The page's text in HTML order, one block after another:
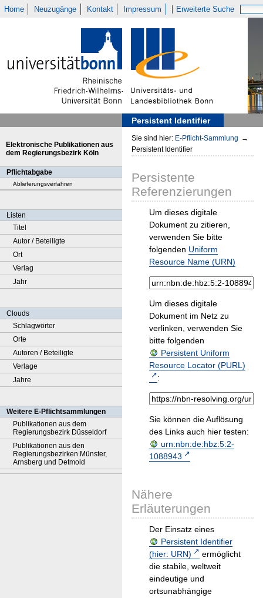
Home Neuzugänge Kontakt Impressum Erweiterte Suche
Persistent Identifier
Elektronische Publikationen aus
dem Regierungsbezirk Köln
Pflichtabgabe
Ablieferungsverfahren
Listen
Titel
Autor / Beteiligte
Ort
Verlag
Jahr
Clouds
Schlagwörter
Orte
Autoren / Beteiligte
Verlage
Jahre
Weitere E-Pflichtsammlungen
Publikationen aus dem
Regierungsbezirk Düsseldorf
Publikationen aus den
Regierungsbezirken Münster,
Arnsberg und Detmold
Sie sind hier: E-Pflicht-Sammlung →
Persistent Identifier
Persistente
Referenzierungen
Um dieses digitale
Dokument zu zitieren,
verwenden Sie bitte
folgenden Uniform
Resource Name (URN)
Um dieses digitale
Dokument im Netz zu
verlinken, verwenden Sie
bitte folgenden
Persistent Uniform
Resource Locator (PURL)
:
Sie können die Auflösung
des Links auch hier testen:
urn:nbn:de:hbz:5:2-
1088943
Nähere
Erläuterungen
Der Einsatz eines
Persistent Identifier
(hier: URN)
ermöglicht
die stabile, weltweit
eindeutige und
ortsunabhängige